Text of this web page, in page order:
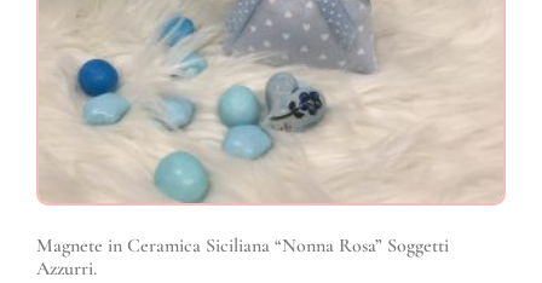
Magnete in Ceramica Siciliana “Nonna Rosa” Soggetti
Azzurri.